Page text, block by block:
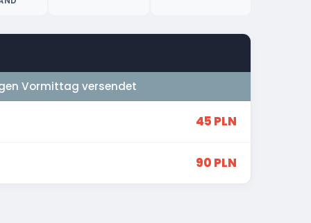
Vormittag versendet
45 PLN
90 PLN